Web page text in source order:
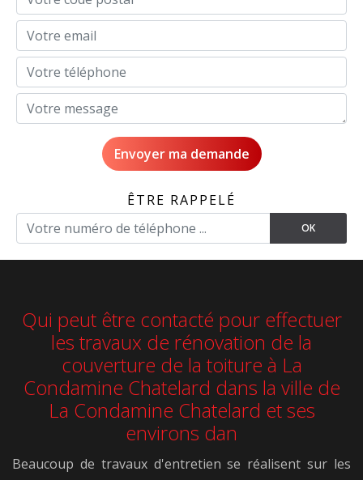
ÊTRE RAPPELÉ
Qui peut être contacté pour effectuer
les travaux de rénovation de la
couverture de la toiture à La
Condamine Chatelard dans la ville de
La Condamine Chatelard et ses
environs dan
Beaucoup de travaux d'entretien se réalisent sur les